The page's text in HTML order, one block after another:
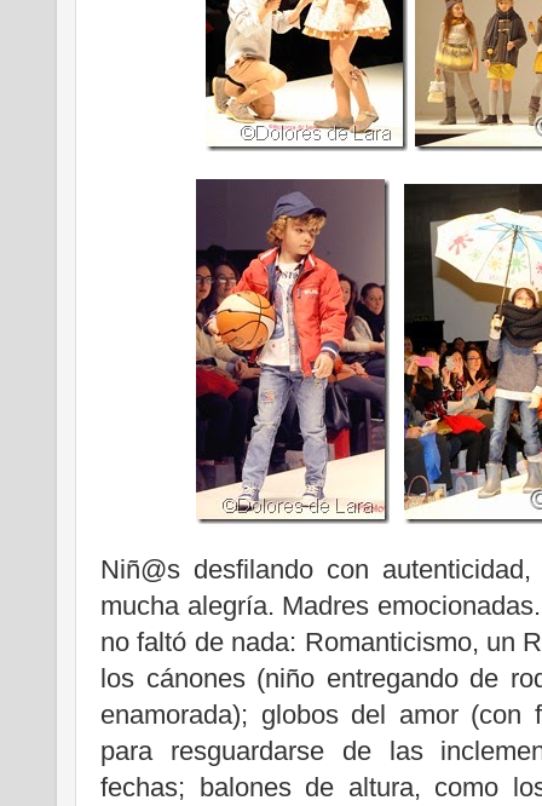
Niñ@s desfilando con
mucha alegría. Madres
no faltó de nada: Romanticismo, un
los cánones (niño entregando de
enamorada); globos del amor (con
para resguardarse de las
fechas; balones de altura, como